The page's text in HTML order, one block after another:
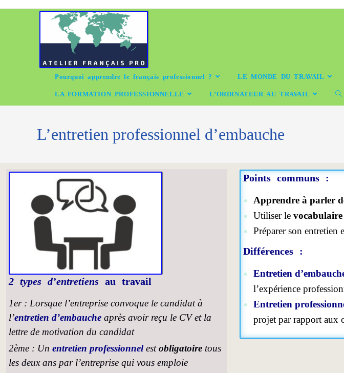
Pourquoi apprendre le français professionnel ? LE MONDE DU TRAVAIL
LA FORMATION PROFESSIONNELLE L’ORDINATEUR AU TRAVAIL
L’entretien professionnel d’embauche
2 types d’entretiens au travail
1er : Lorsque l’entreprise convoque le candidat à
l’entretien d’embauche après avoir reçu le CV et la
lettre de motivation du candidat
2ème : Un entretien professionnelestobligatoire tous
les deux ans par l’entreprise qui vous emploie
Points communs :
Apprendre à parler
Utiliser levocabulaire
Préparer son entretien
Différences :
Entretien
l’expérience
Entretien
projet par rapport aux